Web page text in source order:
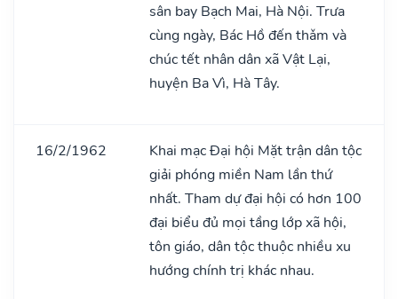
sân bay Bạch Mai, Hà Nội. Trưa
cùng ngày, Bác Hồ đến thǎm và
chúc tết nhân dân xã Vật Lại,
huyện Ba Vì, Hà Tây.
16/2/1962
Khai mạc Đại hội Mặt trận dân tộc
giải phóng miền Nam lần thứ
nhất. Tham dự đại hội có hơn 100
đại biểu đủ mọi tầng lớp xã hội,
tôn giáo, dân tộc thuộc nhiều xu
hướng chính trị khác nhau.